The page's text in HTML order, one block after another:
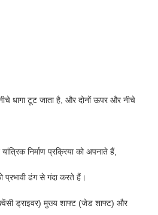
धागा टूट जाता है, और दोनों ऊपर और नीचे
निर्माण प्रक्रिया को अपनाते हैं,
ढंग से गंदा करते हैं।
ड्राइवर) मुख्य शाफ्ट (जेड शाफ्ट) और